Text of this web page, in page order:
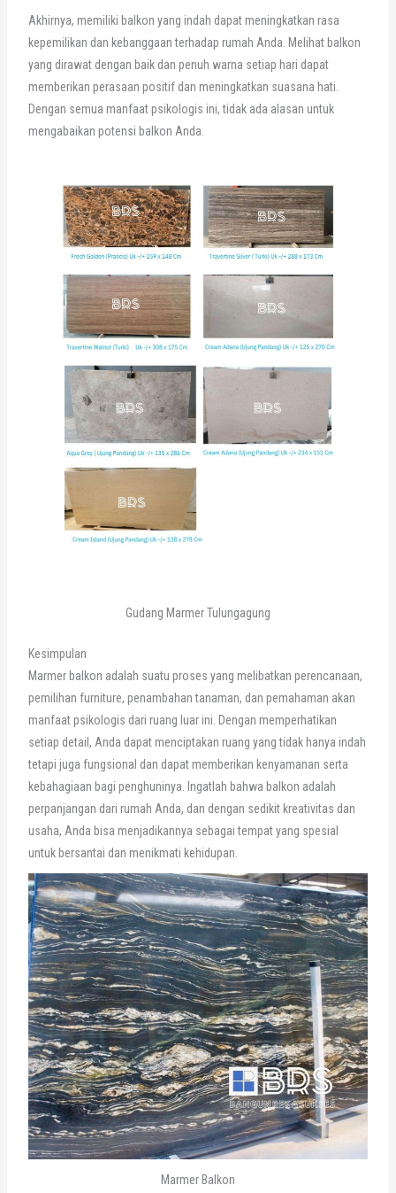
Akhirnya, memiliki balkon yang indah dapat meningkatkan rasa
kepemilikan dan kebanggaan terhadap rumah Anda. Melihat balkon
yang dirawat dengan baik dan penuh warna setiap hari dapat
memberikan perasaan positif dan meningkatkan suasana hati.
Dengan semua manfaat psikologis ini, tidak ada alasan untuk
mengabaikan potensi balkon Anda.
Gudang Marmer Tulungagung
Kesimpulan
Marmer balkon adalah suatu proses yang melibatkan perencanaan,
pemilihan furniture, penambahan tanaman, dan pemahaman akan
manfaat psikologis dari ruang luar ini. Dengan memperhatikan
setiap detail, Anda dapat menciptakan ruang yang tidak hanya indah
tetapi juga fungsional dan dapat memberikan kenyamanan serta
kebahagiaan bagi penghuninya. Ingatlah bahwa balkon adalah
perpanjangan dari rumah Anda, dan dengan sedikit kreativitas dan
usaha, Anda bisa menjadikannya sebagai tempat yang spesial
untuk bersantai dan menikmati kehidupan.
Marmer Balkon